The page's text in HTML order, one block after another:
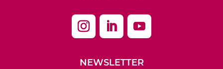
NEWSLETTER